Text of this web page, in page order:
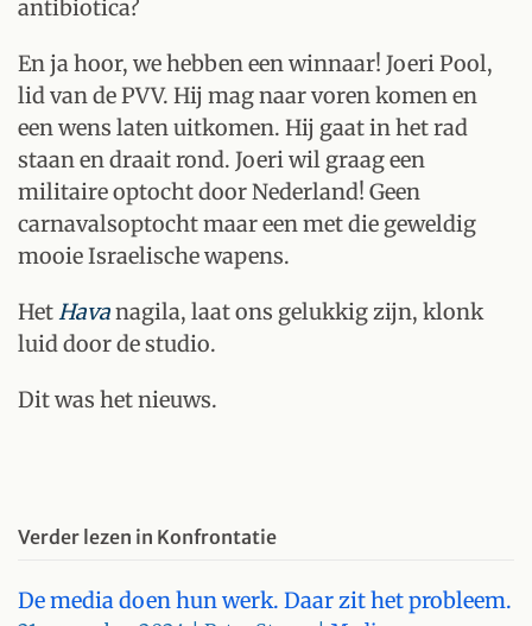
antibiotica?
En ja hoor, we hebben een winnaar! Joeri Pool,
lid van de PVV. Hij mag naar voren komen en
een wens laten uitkomen. Hij gaat in het rad
staan en draait rond. Joeri wil graag een
militaire optocht door Nederland! Geen
carnavalsoptocht maar een met die geweldig
mooie Israelische wapens.
HetHavanagila, laat ons gelukkig zijn, klonk
luid door de studio.
Dit was het nieuws.
Verder lezen in Konfrontatie
De media doen hun werk. Daar zit het probleem.